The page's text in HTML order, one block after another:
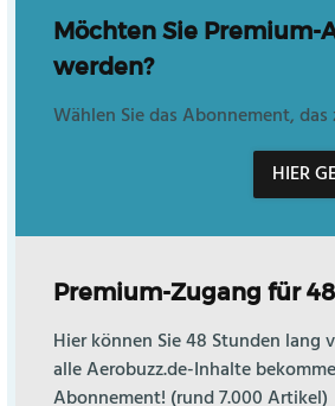
Möchten Sie Premium-
werden?
Wählen Sie das Abonnement, das
HIER
Premium-Zugang für
Hier können Sie 48 Stunden lang
alle Aerobuzz.de-Inhalte
Abonnement! (rund 7.000 Artikel)